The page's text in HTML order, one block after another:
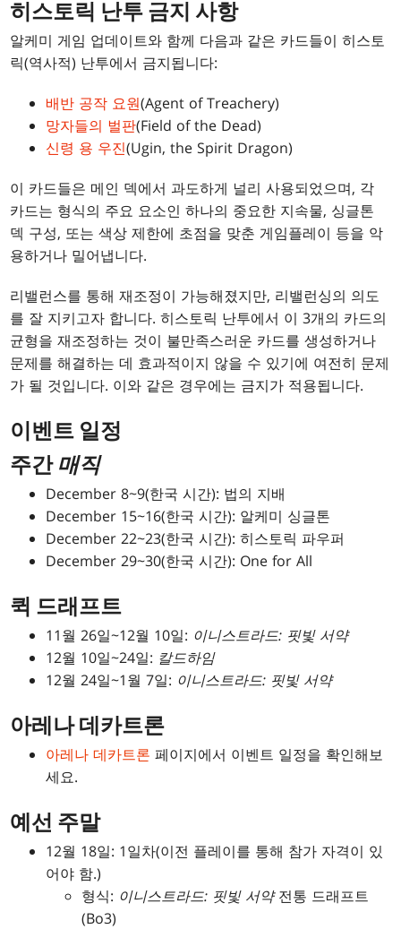
히스토릭 난투 금지 사항
알케미 게임 업데이트와 함께 다음과 같은 카드들이 히스토
릭(역사적) 난투에서 금지됩니다:
배반 공작 요원(Agent of Treachery)
망자들의 벌판(Field of the Dead)
신령 용 우진(Ugin, the Spirit Dragon)
이 카드들은 메인 덱에서 과도하게 널리 사용되었으며, 각
카드는 형식의 주요 요소인 하나의 중요한 지속물, 싱글톤
덱 구성, 또는 색상 제한에 초점을 맞춘 게임플레이 등을 악
용하거나 밀어냅니다.
리밸런스를 통해 재조정이 가능해졌지만, 리밸런싱의 의도
를 잘 지키고자 합니다. 히스토릭 난투에서 이 3개의 카드의
균형을 재조정하는 것이 불만족스러운 카드를 생성하거나
문제를 해결하는 데 효과적이지 않을 수 있기에 여전히 문제
가 될 것입니다. 이와 같은 경우에는 금지가 적용됩니다.
이벤트 일정
주간 매직
December 8~9(한국 시간): 법의 지배
December 15~16(한국 시간): 알케미 싱글톤
December 22~23(한국 시간): 히스토릭 파우퍼
December 29~30(한국 시간): One for All
퀵 드래프트
11월 26일~12월 10일: 이니스트라드: 핏빛 서약
12월 10일~24일: 칼드하임
12월 24일~1월 7일: 이니스트라드: 핏빛 서약
아레나 데카트론
아레나 데카트론 페이지에서 이벤트 일정을 확인해보
세요.
예선 주말
12월 18일: 1일차(이전 플레이를 통해 참가 자격이 있
어야 함.)
형식: 이니스트라드: 핏빛 서약전통 드래프트
(Bo3)